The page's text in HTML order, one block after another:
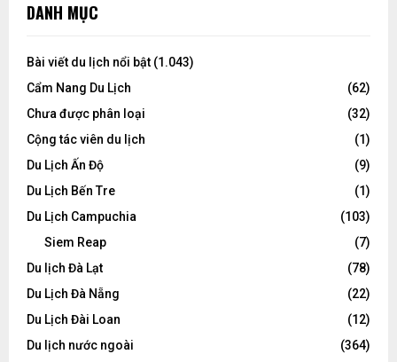
DANH MỤC
Bài viết du lịch nổi bật (1.043)
Cẩm Nang Du Lịch
(62)
Chưa được phân loại
(32)
Cộng tác viên du lịch
(1)
Du Lịch Ấn Độ
(9)
Du Lịch Bến Tre
(1)
Du Lịch Campuchia
(103)
Siem Reap
(7)
Du lịch Đà Lạt
(78)
Du Lịch Đà Nẵng
(22)
Du Lịch Đài Loan
(12)
Du lịch nước ngoài
(364)